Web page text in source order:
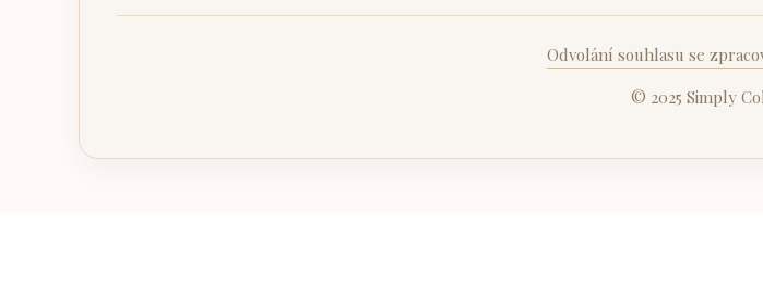
Odvolání souhlasu se
© 2025 Simply